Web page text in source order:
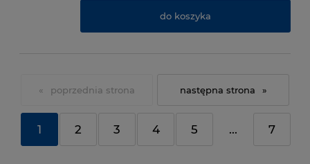
do koszyka
«
1 2 3 4 5 ... 7
»